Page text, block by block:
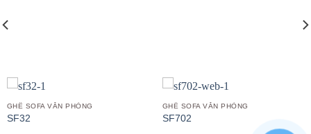
GHẾ SOFA VĂN PHÒNG
SF32
GHẾ SOFA VĂN PHÒNG
SF702